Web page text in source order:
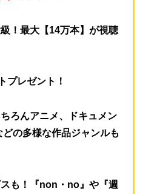
！最大【14万本】が視聴
プレゼント！
ろんアニメ、ドキュメン
の多様な作品ジャンルも
も！『non・no』や『週